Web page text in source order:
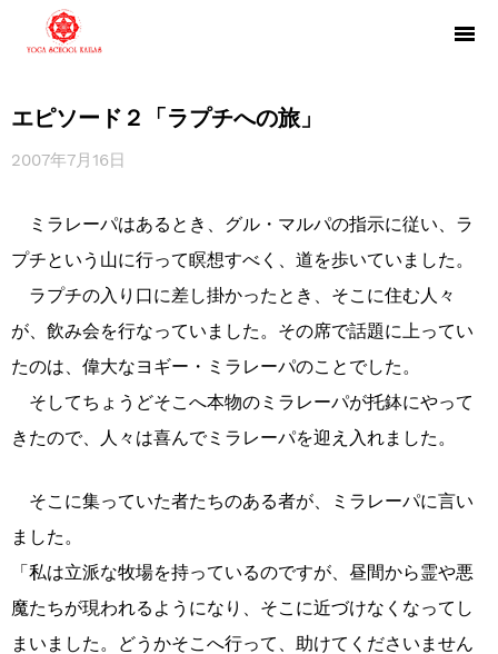
エピソード２「ラプチへの旅」
2007年7月16日
ミラレーパはあるとき、グル・マルパの指示に従い、ラ
プチという山に行って瞑想すべく、道を歩いていました。
ラプチの入り口に差し掛かったとき、そこに住む人々
が、飲み会を行なっていました。その席で話題に上ってい
たのは、偉大なヨギー・ミラレーパのことでした。
そしてちょうどそこへ本物のミラレーパが托鉢にやって
きたので、人々は喜んでミラレーパを迎え入れました。
そこに集っていた者たちのある者が、ミラレーパに言い
ました。
「私は立派な牧場を持っているのですが、昼間から霊や悪
魔たちが現われるようになり、そこに近づけなくなってし
まいました。どうかそこへ行って、助けてくださいません